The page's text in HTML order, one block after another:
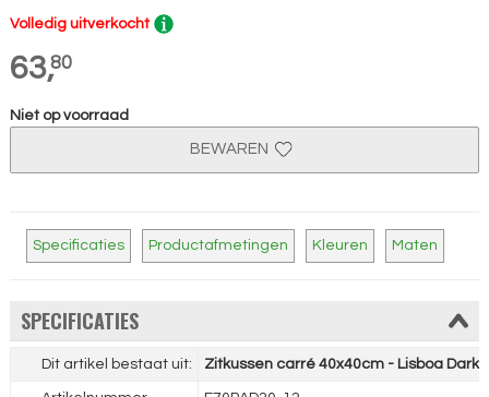
Volledig uitverkocht
63,80
Niet op voorraad
BEWAREN
Specificaties Productafmetingen Kleuren Maten
SPECIFICATIES
Dit artikel bestaat uit: Zitkussen carré 40x40cm - Lisboa Dark